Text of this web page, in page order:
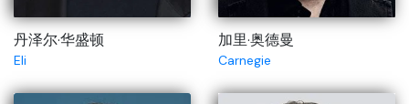
丹泽尔·华盛顿
Eli
加里·奥德曼
Carnegie